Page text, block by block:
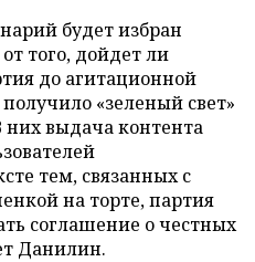
будет избран
того, дойдет ли
до агитационной
«зеленый свет»
них выдача контента
тем, связанных с
на торте, партия
соглашение о честных
Данилин.